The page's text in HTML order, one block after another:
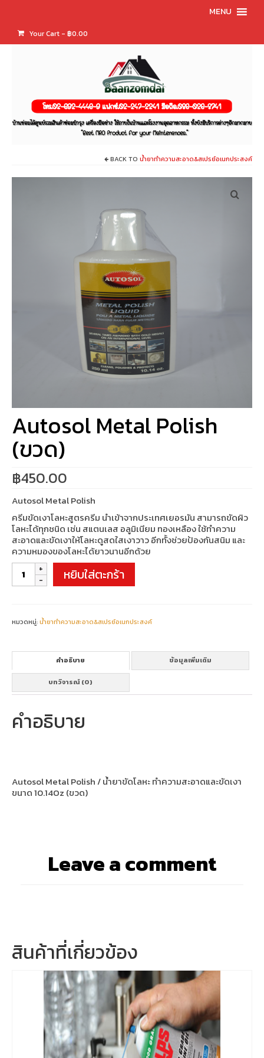
MENU
Your Cart - ฿0.00
BACK TO น้ำยาทำความสะอาด&สเปรย์อเนกประสงค์
Autosol Metal Polish
(ขวด)
฿450.00
Autosol Metal Polish
ครีมขัดเงาโลหะสูตรครีม นำเข้าจากประเทศเยอรมัน สามารถขัดผิว
โลหะได้ทุกชนิด เช่น สแตนเลส อลูมิเนียม ทองเหลือง ใช้ทำความ
สะอาดและขัดเงาให้โลหะดูสดใสเงาวาว อีกทั้งช่วยป้องกันสนิม และ
ความหมองของโลหะได้ยาวนานอีกด้วย
จำนวน
Autosol
Metal
ชิ้น
หยิบใส่ตะกร้า
หมวดหมู่:น้ำยาทำความสะอาด&สเปรย์อเนกประสงค์
คำอธิบาย ข้อมูลเพิ่มเติม
บทวิจารณ์ (0)
คำอธิบาย
Autosol Metal Polish / น้ำยาขัดโลหะ ทำความสะอาดและขัดเงา
ขนาด 10.14Oz (ขวด)
Leave a comment
สินค้าที่เกี่ยวข้อง